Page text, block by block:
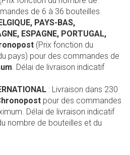
de 6 à 36 bouteilles
PAYS-BAS,
ESPAGNE, PORTUGAL,
(Prix fonction du
pays) pour des commandes de
. Délai de livraison indicatif
: Livraison dans 230
pour des commandes
Délai de livraison indicatif
nombre de bouteilles et du